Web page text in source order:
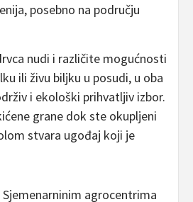
posebno na području
nudi i različite mogućnosti
ili živu biljku u posudi, u oba
i ekološki prihvatljiv izbor.
grane dok ste okupljeni
stvara ugođaj koji je
agrocentrima